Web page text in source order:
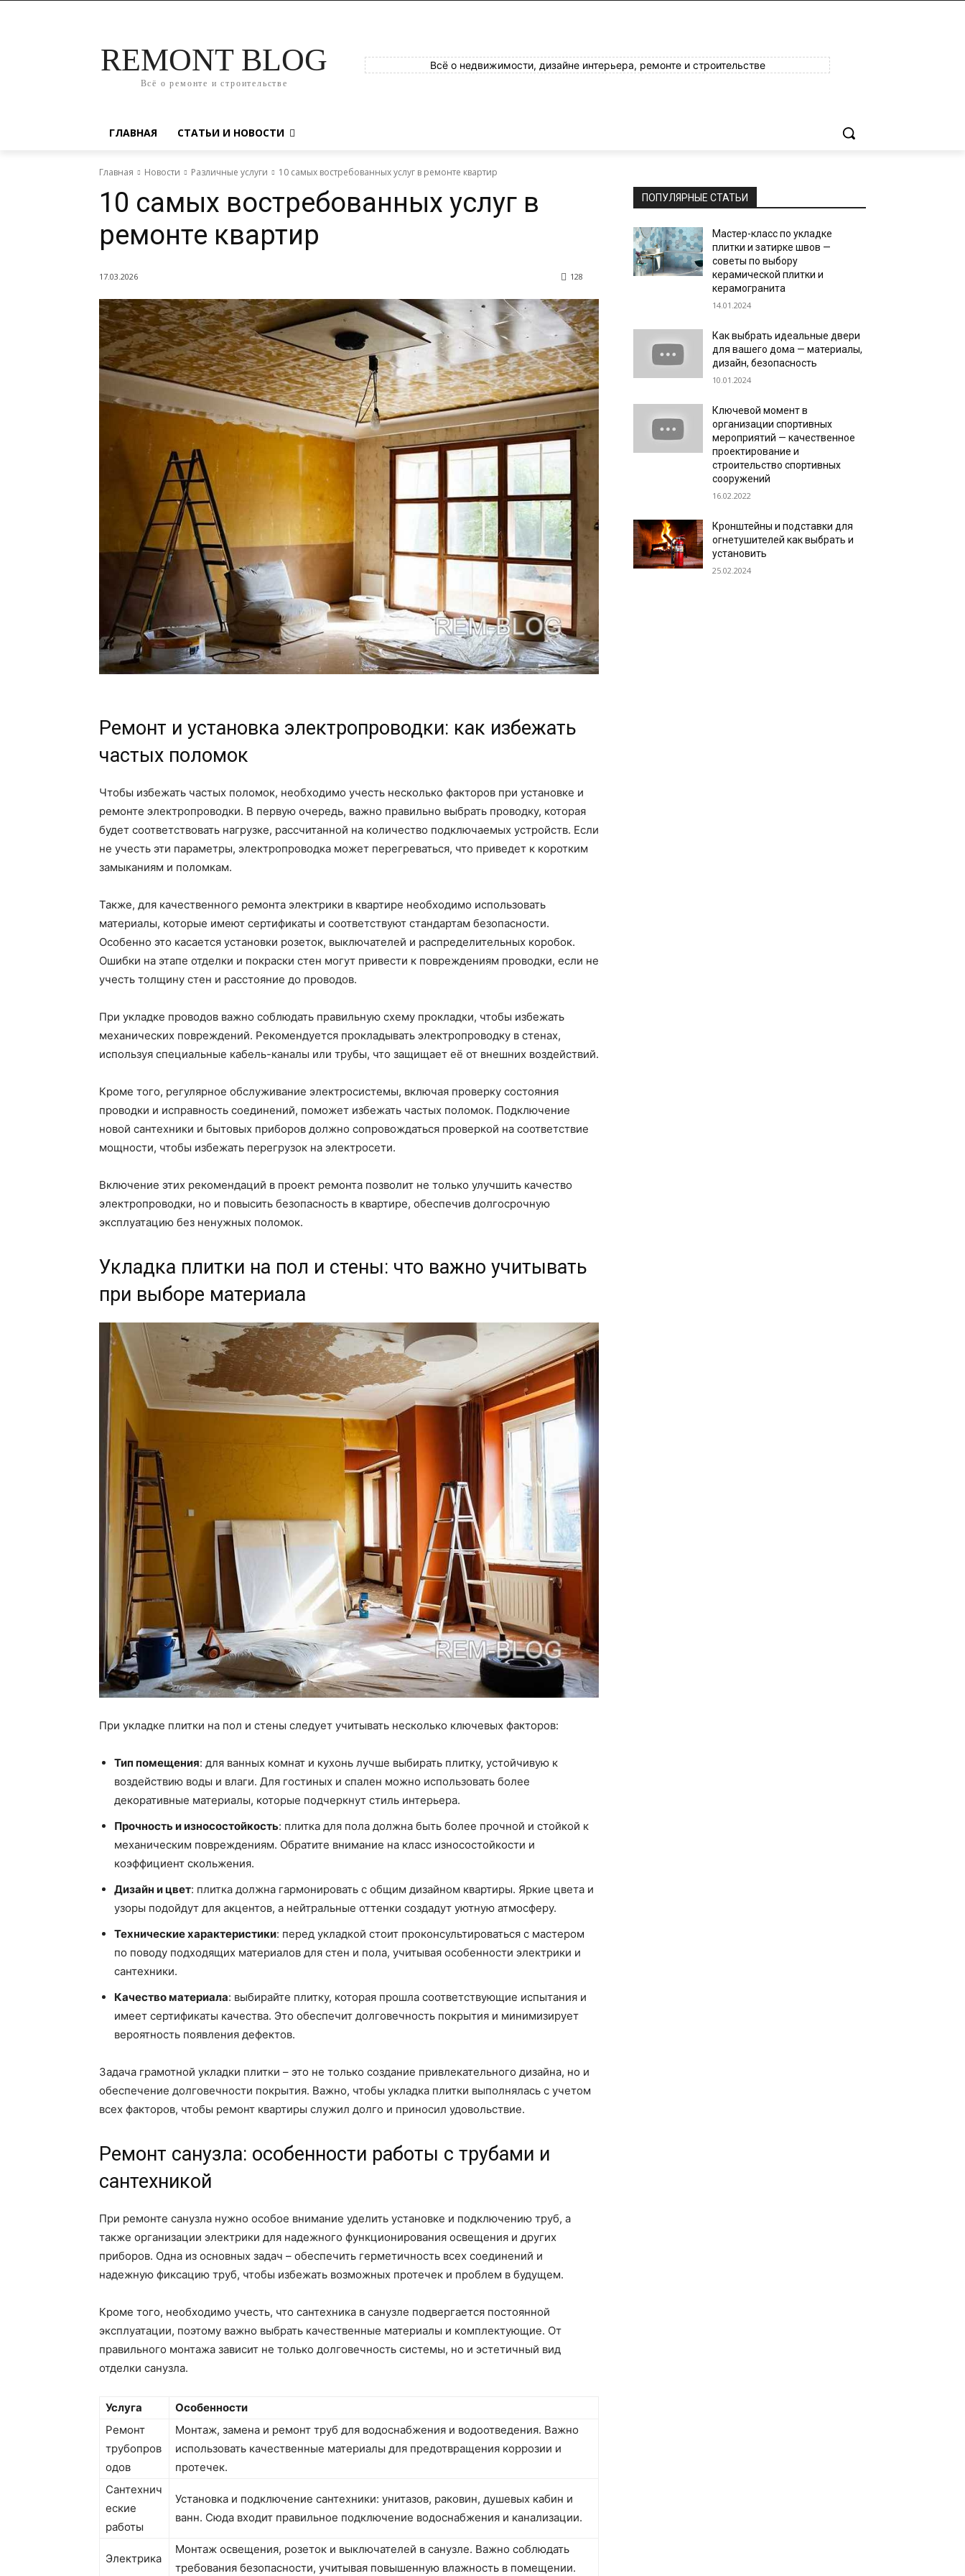
REMONT BLOG
Всё о ремонте и строительстве
Всё о недвижимости, дизайне интерьера, ремонте и строительстве
ГЛАВНАЯ СТАТЬИ И НОВОСТИ
Главная Новости Различные услуги 10 самых востребованных услуг в ремонте квартир
10 самых востребованных услуг в
ремонте квартир
17.03.2026 128
Ремонт и установка электропроводки: как избежать
частых поломок
Чтобы избежать частых поломок, необходимо учесть несколько факторов при установке и
ремонте электропроводки. В первую очередь, важно правильно выбрать проводку, которая
будет соответствовать нагрузке, рассчитанной на количество подключаемых устройств. Если
не учесть эти параметры, электропроводка может перегреваться, что приведет к коротким
замыканиям и поломкам.
Также, для качественного ремонта электрики в квартире необходимо использовать
материалы, которые имеют сертификаты и соответствуют стандартам безопасности.
Особенно это касается установки розеток, выключателей и распределительных коробок.
Ошибки на этапе отделки и покраски стен могут привести к повреждениям проводки, если не
учесть толщину стен и расстояние до проводов.
При укладке проводов важно соблюдать правильную схему прокладки, чтобы избежать
механических повреждений. Рекомендуется прокладывать электропроводку в стенах,
используя специальные кабель-каналы или трубы, что защищает её от внешних воздействий.
Кроме того, регулярное обслуживание электросистемы, включая проверку состояния
проводки и исправность соединений, поможет избежать частых поломок. Подключение
новой сантехники и бытовых приборов должно сопровождаться проверкой на соответствие
мощности, чтобы избежать перегрузок на электросети.
Включение этих рекомендаций в проект ремонта позволит не только улучшить качество
электропроводки, но и повысить безопасность в квартире, обеспечив долгосрочную
эксплуатацию без ненужных поломок.
Укладка плитки на пол и стены: что важно учитывать
при выборе материала
При укладке плитки на пол и стены следует учитывать несколько ключевых факторов:
Тип помещения: для ванных комнат и кухонь лучше выбирать плитку, устойчивую к
воздействию воды и влаги. Для гостиных и спален можно использовать более
декоративные материалы, которые подчеркнут стиль интерьера.
Прочность и износостойкость: плитка для пола должна быть более прочной и стойкой к
механическим повреждениям. Обратите внимание на класс износостойкости и
коэффициент скольжения.
Дизайн и цвет: плитка должна гармонировать с общим дизайном квартиры. Яркие цвета и
узоры подойдут для акцентов, а нейтральные оттенки создадут уютную атмосферу.
Технические характеристики: перед укладкой стоит проконсультироваться с мастером
по поводу подходящих материалов для стен и пола, учитывая особенности электрики и
сантехники.
Качество материала: выбирайте плитку, которая прошла соответствующие испытания и
имеет сертификаты качества. Это обеспечит долговечность покрытия и минимизирует
вероятность появления дефектов.
Задача грамотной укладки плитки – это не только создание привлекательного дизайна, но и
обеспечение долговечности покрытия. Важно, чтобы укладка плитки выполнялась с учетом
всех факторов, чтобы ремонт квартиры служил долго и приносил удовольствие.
Ремонт санузла: особенности работы с трубами и
сантехникой
При ремонте санузла нужно особое внимание уделить установке и подключению труб, а
также организации электрики для надежного функционирования освещения и других
приборов. Одна из основных задач – обеспечить герметичность всех соединений и
надежную фиксацию труб, чтобы избежать возможных протечек и проблем в будущем.
Кроме того, необходимо учесть, что сантехника в санузле подвергается постоянной
эксплуатации, поэтому важно выбрать качественные материалы и комплектующие. От
правильного монтажа зависит не только долговечность системы, но и эстетичный вид
отделки санузла.
Услуга
Особенности
Ремонт
трубопров
одов
Монтаж, замена и ремонт труб для водоснабжения и водоотведения. Важно
использовать качественные материалы для предотвращения коррозии и
протечек.
Сантехнич
еские
работы
Установка и подключение сантехники: унитазов, раковин, душевых кабин и
ванн. Сюда входит правильное подключение водоснабжения и канализации.
Электрика
Монтаж освещения, розеток и выключателей в санузле. Важно соблюдать
требования безопасности, учитывая повышенную влажность в помещении.
ПОПУЛЯРНЫЕ СТАТЬИ
Мастер-класс по укладке
плитки и затирке швов —
советы по выбору
керамической плитки и
керамогранита
14.01.2024
Как выбрать идеальные двери
для вашего дома — материалы,
дизайн, безопасность
10.01.2024
Ключевой момент в
организации спортивных
мероприятий — качественное
проектирование и
строительство спортивных
сооружений
16.02.2022
Кронштейны и подставки для
огнетушителей как выбрать и
установить
25.02.2024